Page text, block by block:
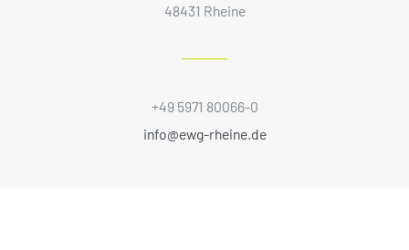
48431 Rheine
+49 5971 80066-0
info@ewg-rheine.de